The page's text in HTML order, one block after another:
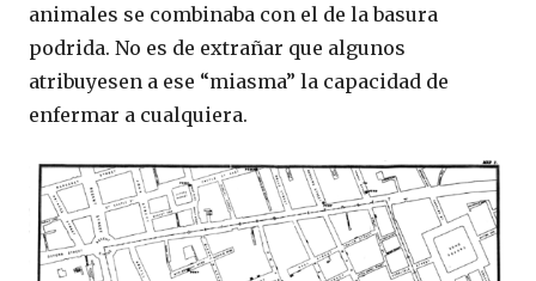
animales se combinaba con el de la basura
podrida. No es de extrañar que algunos
atribuyesen a ese “miasma” la capacidad de
enfermar a cualquiera.